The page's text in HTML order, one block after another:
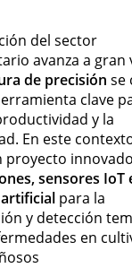
del sector
avanza a gran
de precisión se
clave
y la
En este
proyecto
sensores IoT
para la
y detección
en